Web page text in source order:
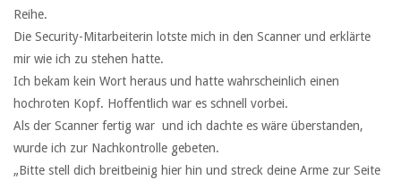
Reihe.
Die Security-Mitarbeiterin lotste mich in den Scanner und erklärte
mir wie ich zu stehen hatte.
Ich bekam kein Wort heraus und hatte wahrscheinlich einen
hochroten Kopf. Hoffentlich war es schnell vorbei.
Als der Scanner fertig war und ich dachte es wäre überstanden,
wurde ich zur Nachkontrolle gebeten.
„Bitte stell dich breitbeinig hier hin und streck deine Arme zur Seite